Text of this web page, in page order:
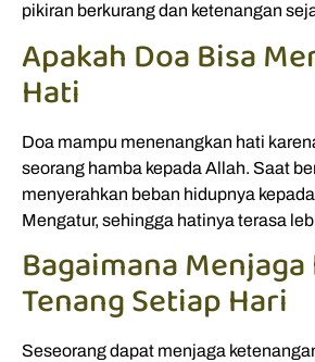
pikiran berkurang dan ketenangan
Apakah Doa Bisa
Hati
Doa mampu menenangkan hati
seorang hamba kepada Allah. Saat
menyerahkan beban hidupnya
Mengatur, sehingga hatinya terasa
Bagaimana
Tenang Setiap Hari
Seseorang dapat menjaga